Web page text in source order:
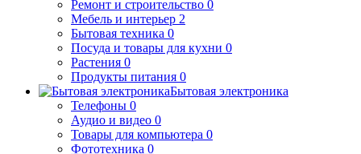
Ремонт и строительство 0
Мебель и интерьер 2
Бытовая техника 0
Посуда и товары для кухни 0
Растения 0
Продукты питания 0
Бытовая электроника
Телефоны 0
Аудио и видео 0
Товары для компьютера 0
Фототехника 0